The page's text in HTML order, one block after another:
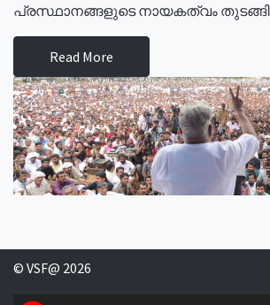
പ്രസ്ഥാനങ്ങളുടെ നായകത്വം തുടങ്ങി
Read More
© VSF@ 2026